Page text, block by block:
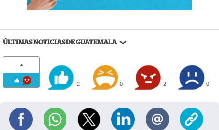
ÚLTIMAS NOTICIAS DE GUATEMALA
4
2 0 2 0